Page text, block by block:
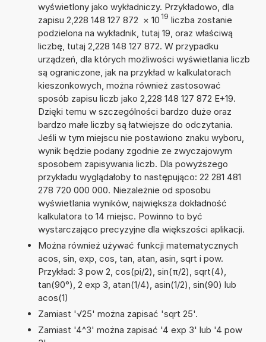
wyświetlony jako wykładniczy. Przykładowo, dla
zapisu 2,228 148 127 872 × 10 19 liczba zostanie
podzielona na wykładnik, tutaj 19, oraz właściwą
liczbę, tutaj 2,228 148 127 872. W przypadku
urządzeń, dla których możliwości wyświetlania liczb
są ograniczone, jak na przykład w kalkulatorach
kieszonkowych, można również zastosować
sposób zapisu liczb jako 2,228 148 127 872 E+19.
Dzięki temu w szczególności bardzo duże oraz
bardzo małe liczby są łatwiejsze do odczytania.
Jeśli w tym miejscu nie postawiono znaku wyboru,
wynik będzie podany zgodnie ze zwyczajowym
sposobem zapisywania liczb. Dla powyższego
przykładu wyglądałoby to następująco: 22 281 481
278 720 000 000. Niezależnie od sposobu
wyświetlania wyników, największa dokładność
kalkulatora to 14 miejsc. Powinno to być
wystarczająco precyzyjne dla większości aplikacji.
Można również używać funkcji matematycznych
acos, sin, exp, cos, tan, atan, asin, sqrt i pow.
Przykład: 3 pow 2, cos(pi/2), sin(π/2), sqrt(4),
tan(90°), 2 exp 3, atan(1/4), asin(1/2), sin(90) lub
acos(1)
Zamiast '√25' można zapisać 'sqrt 25'.
Zamiast '4^3' można zapisać '4 exp 3' lub '4 pow